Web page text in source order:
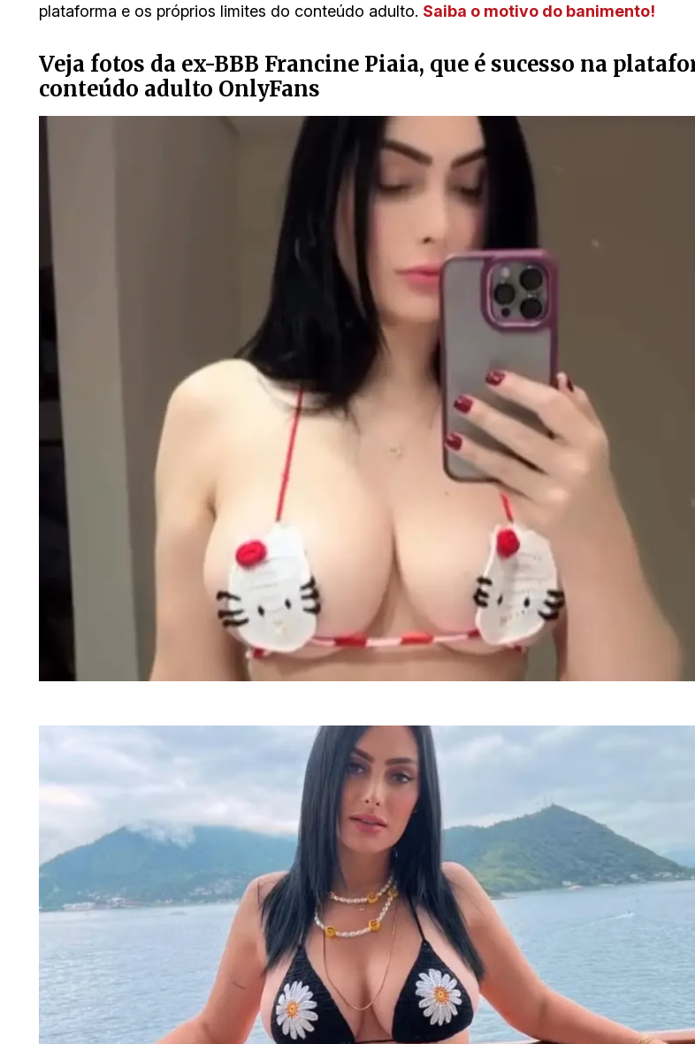
plataforma e os próprios limites do conteúdo adulto. Saiba o motivo do banimento!
Veja fotos da ex-BBB Francine Piaia, que é sucesso na
conteúdo adulto OnlyFans